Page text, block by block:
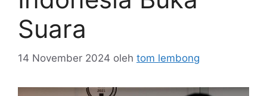
Suara
14 November 2024 oleh tom lembong